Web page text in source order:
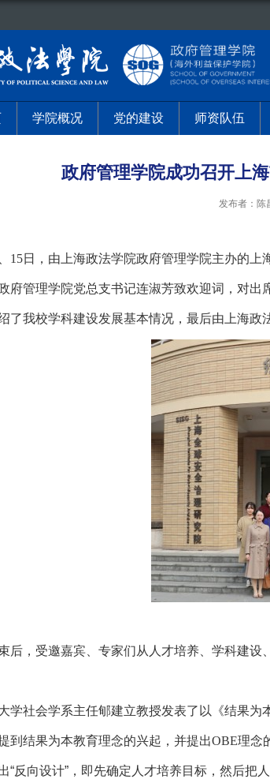
学院概况 党的建设 师资队伍
政府管理学院成功召开上
发布者：陈
15日，由上海政法学院政府管理学院主办的
府管理学院党总支书记连淑芳致欢迎词，对
了我校学科建设发展基本情况，最后由上海政
后，受邀嘉宾、专家们从人才培养、学科建设
学社会学系主任郇建立教授发表了以《结果为
到结果为本教育理念的兴起，并提出OBE理念
“反向设计”，即先确定人才培养目标，然后